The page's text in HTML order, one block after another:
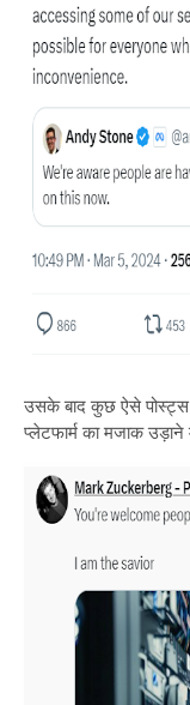
उसके बाद कुछ ऐसे
प्लेटफार्म का मजाक